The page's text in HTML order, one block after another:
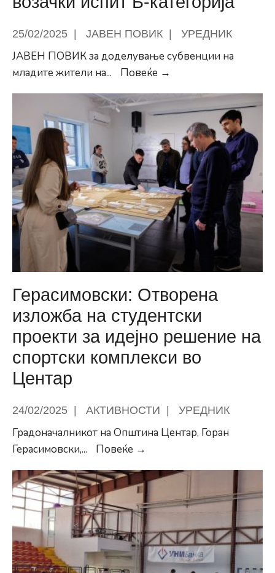
25/02/2025 | ЈАВЕН ПОВИК | УРЕДНИК
ЈАВЕН ПОВИК за доделување субвенции на
младите жители на... Повеќе →
доделување
субвенции
на
младите
жители
на
Општина
Центар
Скопје
за
полагање
на
возачки
испит
Герасимовски: Отворена
изложба на студентски
проекти за идејно решение на
спортски комплекси во
Центар
24/02/2025 АКТИВНОСТИ УРЕДНИК
Градоначалникот на Општина Центар, Горан
Герасимовски,... Повеќе →
изложба
на
студентски
проекти
за
идејно